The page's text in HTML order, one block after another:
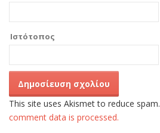
Ιστότοπος
This site uses Akismet to reduce spam.
comment data is processed.